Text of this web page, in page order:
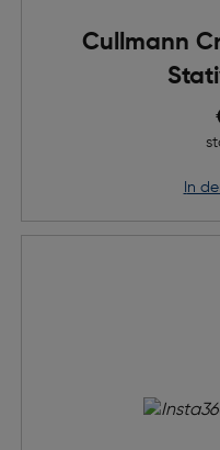
Cullmann
in